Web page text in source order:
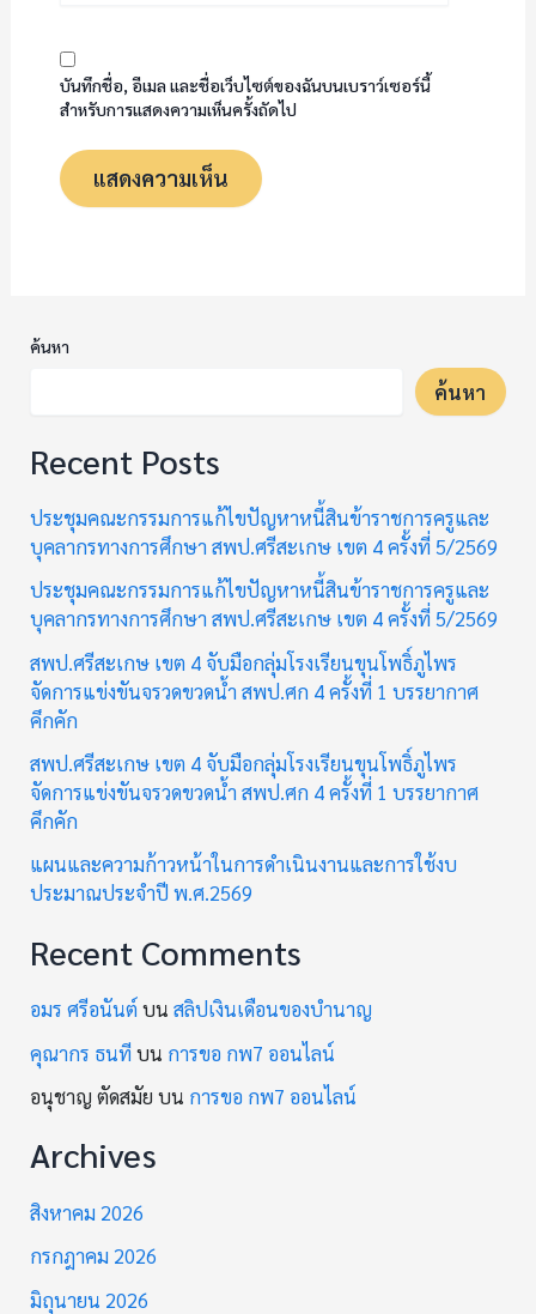
บันทึกชื่อ, อีเมล และชื่อเว็บไซต์ของฉันบนเบราว์เซอร์นี้
สำหรับการแสดงความเห็นครั้งถัดไป
ค้นหา
ค้นหา
Recent Posts
ประชุมคณะกรรมการแก้ไขปัญหาหนี้สินข้าราชการครูและ
บุคลากรทางการศึกษา สพป.ศรีสะเกษ เขต 4 ครั้งที่ 5/2569
ประชุมคณะกรรมการแก้ไขปัญหาหนี้สินข้าราชการครูและ
บุคลากรทางการศึกษา สพป.ศรีสะเกษ เขต 4 ครั้งที่ 5/2569
สพป.ศรีสะเกษ เขต 4 จับมือกลุ่มโรงเรียนขุนโพธิ์ภูไพร
จัดการแข่งขันจรวดขวดน้ำ สพป.ศก 4 ครั้งที่ 1 บรรยากาศ
คึกคัก
สพป.ศรีสะเกษ เขต 4 จับมือกลุ่มโรงเรียนขุนโพธิ์ภูไพร
จัดการแข่งขันจรวดขวดน้ำ สพป.ศก 4 ครั้งที่ 1 บรรยากาศ
คึกคัก
แผนและความก้าวหน้าในการดำเนินงานและการใช้งบ
ประมาณประจำปี พ.ศ.2569
Recent Comments
อมร ศรีอนันต์ บนสลิปเงินเดือนของบำนาญ
คุณากร ธนทีบน การขอ กพ7 ออนไลน์
อนุชาญ ตัดสมัย บน การขอ กพ7 ออนไลน์
Archives
สิงหาคม 2026
กรกฎาคม 2026
มิถุนายน 2026